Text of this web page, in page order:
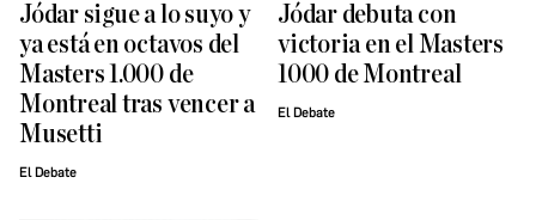
Jódar sigue a lo suyo y
ya está en octavos del
Masters 1.000 de
Montreal tras vencer a
Musetti
El Debate
Jódar debuta con
victoria en el Masters
1000 de Montreal
El Debate